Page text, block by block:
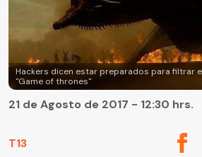
Hackers dicen estar preparados para filtrar
"Game of thrones"
T13
21 de Agosto de 2017 - 12:30 hrs.